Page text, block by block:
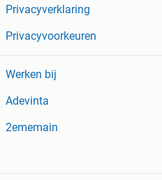
Privacyverklaring
Privacyvoorkeuren
Werken bij
Adevinta
2ememain